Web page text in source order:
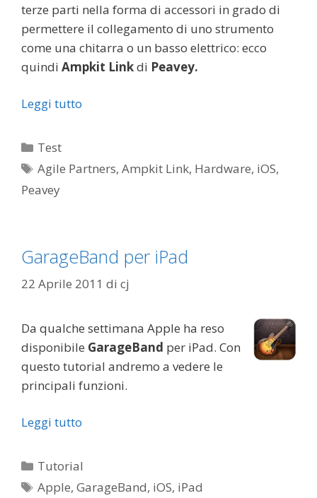
terze parti nella forma di accessori in grado di
permettere il collegamento di uno strumento
come una chitarra o un basso elettrico: ecco
quindi Ampkit Linkdi Peavey.
Leggi tutto
Categorie
Test
Tag
Agile Partners,Ampkit Link, Hardware, iOS,
Peavey
GarageBand per iPad
22 Aprile 2011 di cj
Da qualche settimana Apple ha reso
disponibile GarageBand per iPad. Con
questo tutorial andremo a vedere le
principali funzioni.
Leggi tutto
Categorie
Tutorial
Tag
Apple,GarageBand, iOS, iPad